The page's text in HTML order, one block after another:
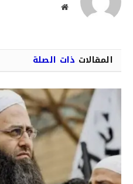
موقع
المقالات ذات الصلة